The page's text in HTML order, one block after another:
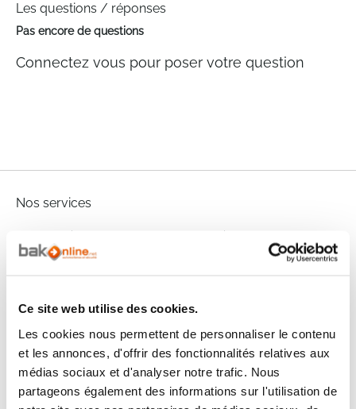
Ce site web utilise des cookies.
Les cookies nous permettent de personnaliser le contenu
et les annonces, d'offrir des fonctionnalités relatives aux
médias sociaux et d'analyser notre trafic. Nous
partageons également des informations sur l'utilisation de
Les questions / réponses
Pas encore de questions
Connectez vous pour poser votre question
Nos services
Paiement
100% sécurisé
Paiement en
3x sans frais
24/72H
Garanties